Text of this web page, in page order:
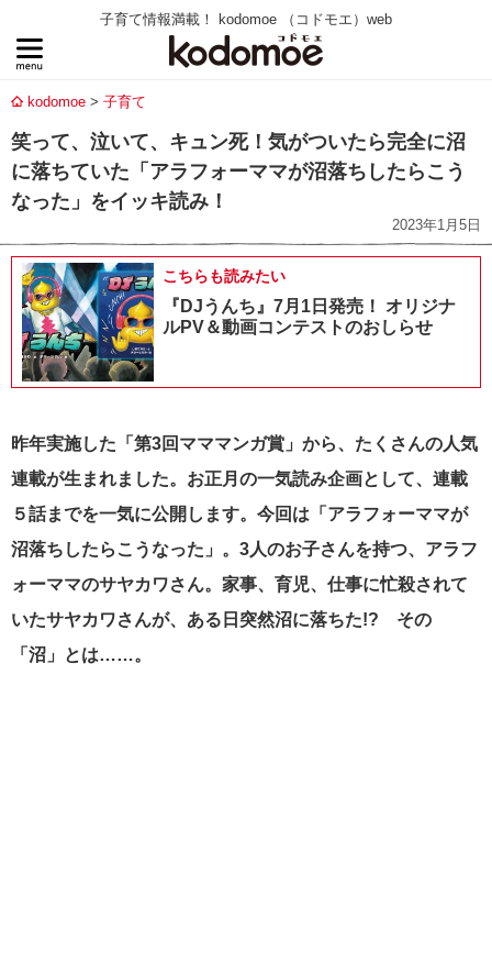
子育て情報満載！ kodomoe （コドモエ）web
kodomoe 子育て
笑って、泣いて、キュン死！気がついたら完全に沼
に落ちていた「アラフォーママが沼落ちしたらこう
なった」をイッキ読み！
2023年1月5日
こちらも読みたい
『DJうんち』7月1日発売！ オリジナ
ルPV＆動画コンテストのおしらせ
昨年実施した「第3回マママンガ賞」から、たくさんの人気
連載が生まれました。お正月の一気読み企画として、連載
５話までを一気に公開します。今回は「アラフォーママが
沼落ちしたらこうなった」。3人のお子さんを持つ、アラフ
ォーママのサヤカワさん。家事、育児、仕事に忙殺されて
いたサヤカワさんが、ある日突然沼に落ちた!? その
「沼」とは……。